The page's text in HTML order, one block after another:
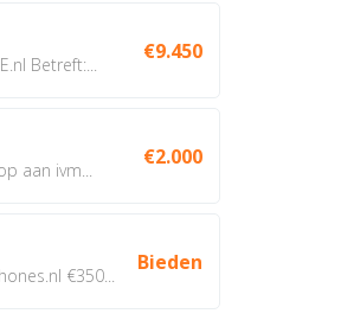
Betreft:...
€9.450
aan ivm...
€2.000
€350...
Bieden